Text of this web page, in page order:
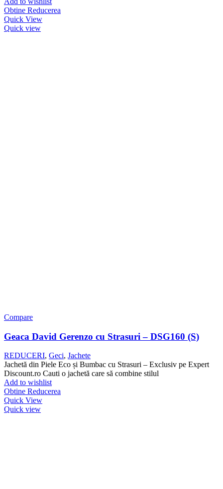
Obtine Reducerea
Quick View
Quick view
Compare
Geaca David Gerenzo cu Strasuri – DSG160 (S)
REDUCERI, Geci, Jachete
Jachetă din Piele Eco și Bumbac cu Strasuri – Exclusiv pe Expert
Discount.ro Cauti o jachetă care să combine stilul
Add to wishlist
Obtine Reducerea
Quick View
Quick view